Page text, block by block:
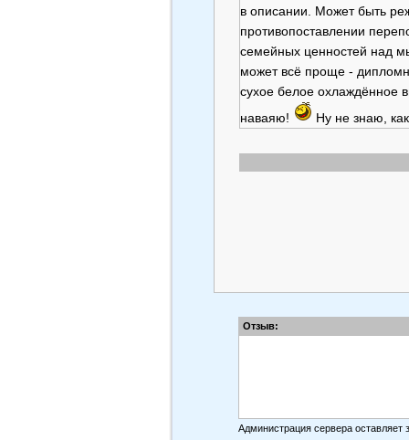
в описании. Может быть
противопоставлении
семейных ценностей над
может всё проще -
сухое белое охлаждённое
наваяю!
Ну не знаю,
Отзыв:
Администрация сервера оставляет